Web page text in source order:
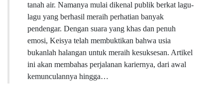
tanah air. Namanya mulai dikenal publik berkat lagu-
lagu yang berhasil meraih perhatian banyak
pendengar. Dengan suara yang khas dan penuh
emosi, Keisya telah membuktikan bahwa usia
bukanlah halangan untuk meraih kesuksesan. Artikel
ini akan membahas perjalanan kariernya, dari awal
kemunculannya hingga…